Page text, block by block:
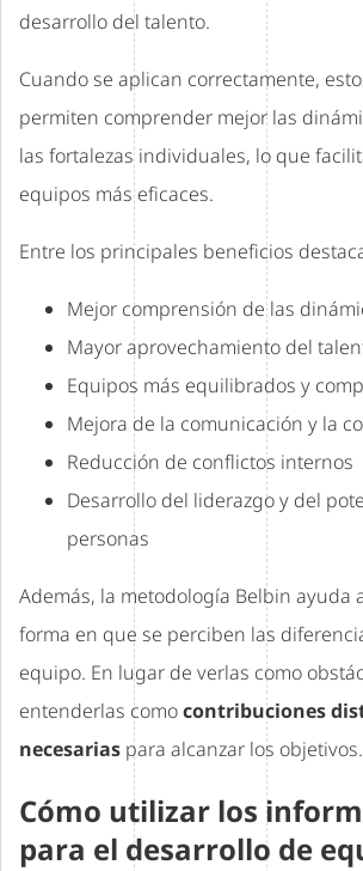
desarrollo del talento.
Cuando se aplican correctamente,
permiten comprender mejor las
las fortalezas individuales, lo que
equipos más eficaces.
Entre los principales beneficios
Mejor comprensión de las
Mayor aprovechamiento del
Equipos más equilibrados y
Mejora de la comunicación y la
Reducción de conflictos internos
Desarrollo del liderazgo y del
personas
Además, la metodología Belbin ayuda
forma en que se perciben las
equipo. En lugar de verlas como
entenderlas comocontribuciones
necesarias para alcanzar los objetivos.
Cómo utilizar los
para el desarrollo de